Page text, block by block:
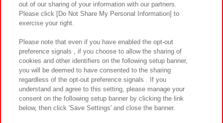
プライバシーポリシー ウェブアクセシビリティ方針と検証結果
お取引先さまとともに
カスタマーハラスメント対応方針 よくあるご質問・お問い合わせ
©Bandai Namco Amusement Inc.
out of our sharing of your information with our partners.
Please click [Do Not Share My Personal Information] to
exercise your right.
Please note that even if you have enabled the opt-out
preference signals , if you choose to allow the sharing of
cookies and other identifiers on the following setup banner,
you will be deemed to have consented to the sharing
regardless of the opt-out preference signals . If you
understand and agree to this setting, please manage your
consent on the following setup banner by clicking the link
below, then click 'Save Settings' and close the banner.